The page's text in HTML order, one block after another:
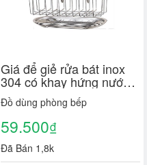
Giá để giẻ rửa bát inox
304 có khay hứng nước
tiện dụng
Đồ dùng phòng bếp
59.500₫
Đã Bán 1,8k